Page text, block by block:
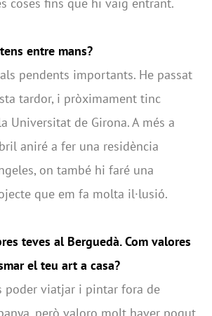
coses fins que hi vaig entrant.
entre mans?
pendents importants. He passat
tardor, i pròximament tinc
Universitat de Girona. A més a
aniré a fer una residència
on també hi faré una
que em fa molta il·lusió.
teves al Berguedà. Com valores
el teu art a casa?
poder viatjar i pintar fora de